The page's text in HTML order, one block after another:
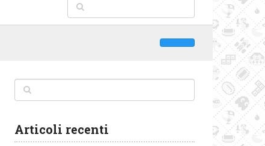
Articoli recenti